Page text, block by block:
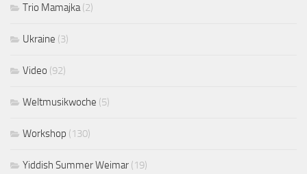
Trio Mamajka (2)
Ukraine (3)
Video (92)
Weltmusikwoche (5)
Workshop (130)
Yiddish Summer Weimar (19)